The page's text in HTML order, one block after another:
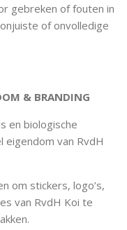
gebreken of fouten in
of onvolledige
& BRANDING
en biologische
eigendom van RvdH
om stickers, logo’s,
van RvdH Koi te